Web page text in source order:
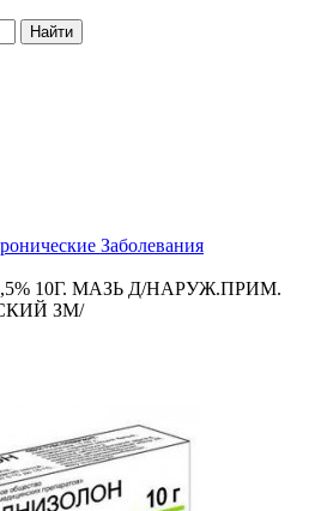
Найти
Заболевания
10Г. МАЗЬ Д/НАРУЖ.ПРИМ.
ЗМ/